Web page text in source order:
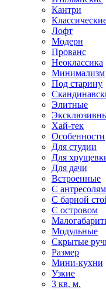
Кантри
Лофт
Модерн
Прованс
Неоклассика
Минимализм
Под старину
Элитные
Хай-тек
Особенности
Для студии
Для
Для дачи
Встроенные
С
С барной
С островом
Модульные
Скрытые
Размер
Мини-кухни
Узкие
3 кв. м.